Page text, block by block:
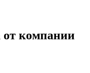
от компании